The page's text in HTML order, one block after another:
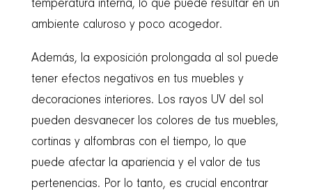
temperatura interna, lo que puede resultar en un
ambiente caluroso y poco acogedor.
Además, la exposición prolongada al sol puede
tener efectos negativos en tus muebles y
decoraciones interiores. Los rayos UV del sol
pueden desvanecer los colores de tus muebles,
cortinas y alfombras con el tiempo, lo que
puede afectar la apariencia y el valor de tus
pertenencias. Por lo tanto, es crucial encontrar